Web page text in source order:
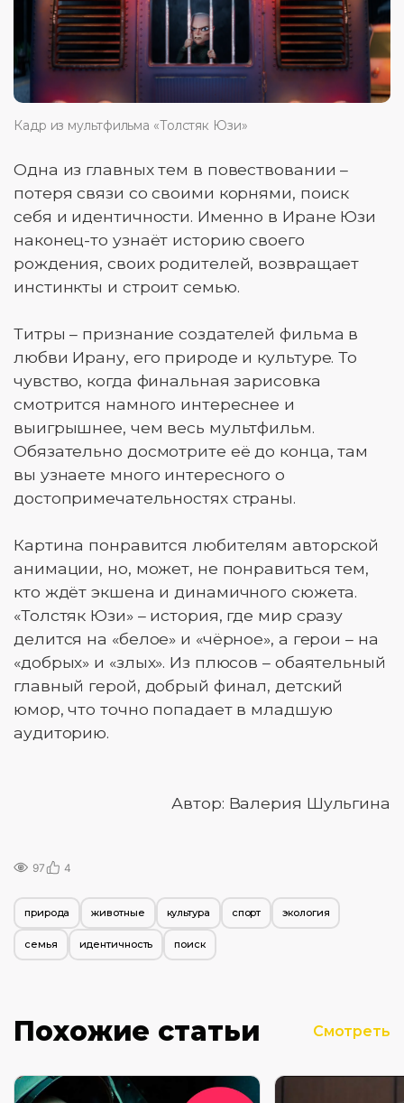
Кадр из мультфильма «Толстяк Юзи»
Одна из главных тем в повествовании –
потеря связи со своими корнями, поиск
себя и идентичности. Именно в Иране Юзи
наконец-то узнаёт историю своего
рождения, своих родителей, возвращает
инстинкты и строит семью.
Титры – признание создателей фильма в
любви Ирану, его природе и культуре. То
чувство, когда финальная зарисовка
смотрится намного интереснее и
выигрышнее, чем весь мультфильм.
Обязательно досмотрите её до конца, там
вы узнаете много интересного о
достопримечательностях страны.
Картина понравится любителям авторской
анимации, но, может, не понравиться тем,
кто ждёт экшена и динамичного сюжета.
«Толстяк Юзи» – история, где мир сразу
делится на «белое» и «чёрное», а герои – на
«добрых» и «злых». Из плюсов – обаятельный
главный герой, добрый финал, детский
юмор, что точно попадает в младшую
аудиторию.
Автор: Валерия Шульгина
97 4
природа животные культура спорт экология
семья идентичность поиск
Похожие статьи Смотреть